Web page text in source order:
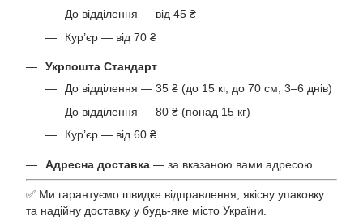
До відділення — від 45 ₴
Кур’єр — від 70 ₴
Укрпошта Стандарт
До відділення — 35 ₴ (до 15 кг, до 70 см, 3–6 днів)
До відділення — 80 ₴ (понад 15 кг)
Кур’єр — від 60 ₴
Адресна доставка — за вказаною вами адресою.
✅ Ми гарантуємо швидке відправлення, якісну упаковку
та надійну доставку у будь-яке місто України.